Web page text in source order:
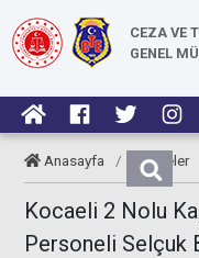
CEZA VE
GENEL
Anasayfa / Taziyeler
Kocaeli 2 Nolu
Personeli Selçuk